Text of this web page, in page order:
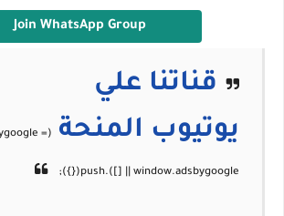
Join WhatsApp Group
قناتنا علي
يوتيوب المنحة